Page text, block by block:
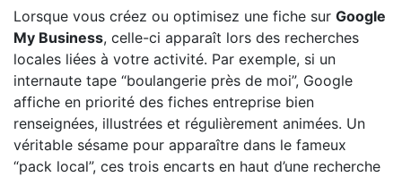
Lorsque vous créez ou optimisez une fiche sur Google
My Business, celle-ci apparaît lors des recherches
locales liées à votre activité. Par exemple, si un
internaute tape “boulangerie près de moi”, Google
affiche en priorité des fiches entreprise bien
renseignées, illustrées et régulièrement animées. Un
véritable sésame pour apparaître dans le fameux
“pack local”, ces trois encarts en haut d’une recherche